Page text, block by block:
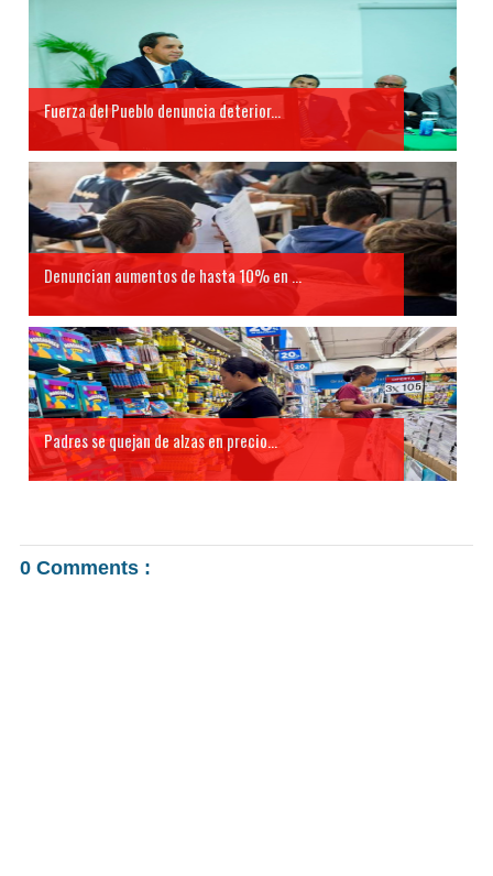
Fuerza del Pueblo denuncia deterior...
Denuncian aumentos de hasta 10% en ...
Padres se quejan de alzas en precio...
0 Comments :